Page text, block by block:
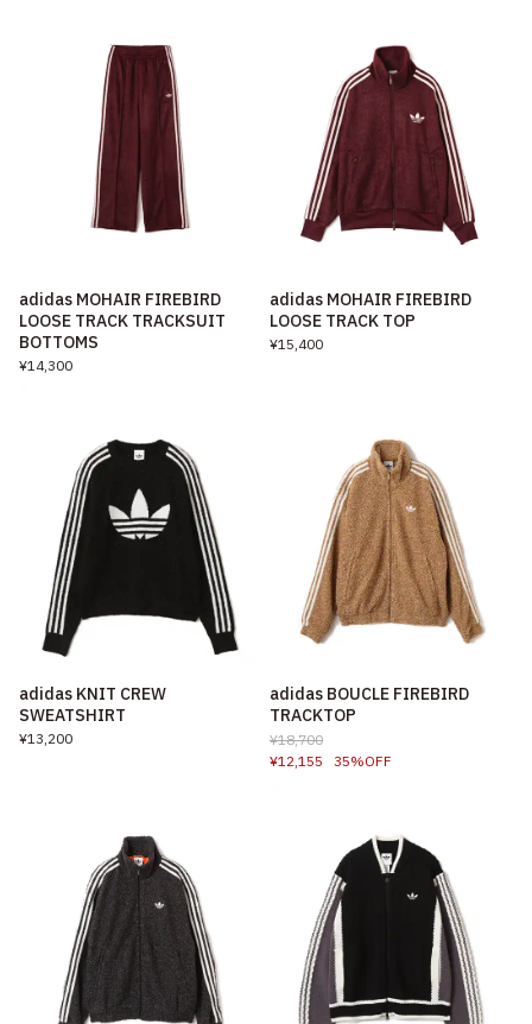
adidas MOHAIR FIREBIRD
LOOSE TRACK TRACKSUIT
BOTTOMS
¥14,300
adidas MOHAIR FIREBIRD
LOOSE TRACK TOP
¥15,400
adidas KNIT CREW
SWEATSHIRT
¥13,200
adidas BOUCLE FIREBIRD
TRACKTOP
¥18,700
¥12,155
35%OFF